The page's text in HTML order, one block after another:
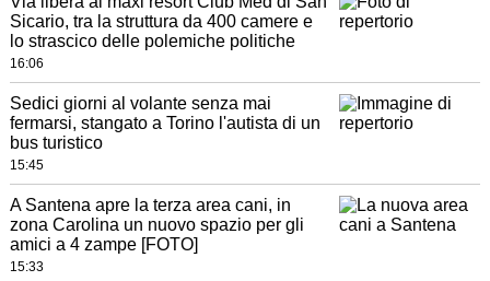
Sicario, tra la struttura da 400 camere e
lo strascico delle polemiche politiche
16:06
Sedici giorni al volante senza mai
fermarsi, stangato a Torino l'autista di un
bus turistico
15:45
A Santena apre la terza area cani, in
zona Carolina un nuovo spazio per gli
amici a 4 zampe [FOTO]
15:33